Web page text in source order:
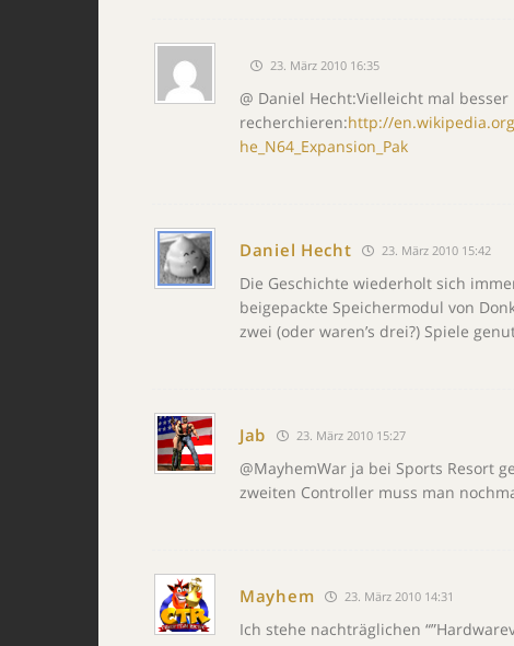
23. März 2010 16:35
@ Daniel Hecht:Vielleicht mal besser
recherchieren:http://
he_N64_Expansion_Pak
Daniel Hecht 23. März 2010 15:42
Die Geschichte wiederholt sich
beigepackte Speichermodul von
zwei (oder waren’s drei?) Spiele
Jab 23. März 2010 15:27
@MayhemWar ja bei Sports Resort
zweiten Controller muss man
Mayhem 23. März 2010 14:31
Ich stehe nachträglichen